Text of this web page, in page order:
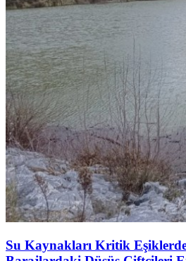
Su Kaynakları Kritik